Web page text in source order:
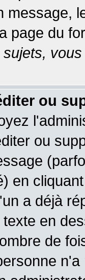
message,
page du
ou
ou
en
a déjà
en
de